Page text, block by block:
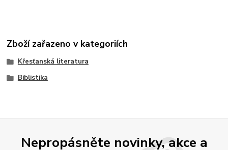
Zboží zařazeno v kategoriích
Křesťanská literatura
Biblistika
Nepropásněte novinky, akce a